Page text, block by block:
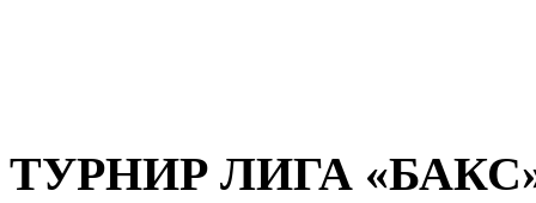
ТУРНИР ЛИГА